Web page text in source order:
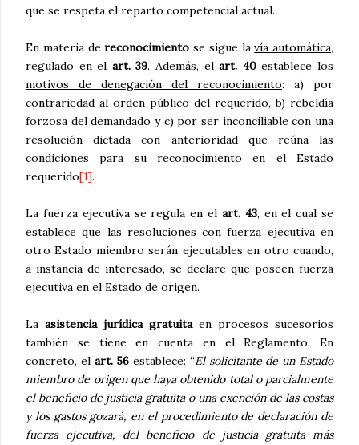
que se respeta el reparto competencial actual.
En materia dereconocimiento se sigue lavía automática,
regulado en el art. 39. Además, elart. 40establece los
motivos de denegación del reconocimiento: a) por
contrariedad al orden público del requerido, b) rebeldía
forzosa del demandado y c) por ser inconciliable con una
resolución dictada con anterioridad que reúna las
condiciones para su reconocimiento en el Estado
requerido[1].
La fuerza ejecutiva se regula en el art. 43, en el cual se
establece que las resoluciones confuerza ejecutivaen
otro Estado miembro serán ejecutables en otro cuando,
a instancia de interesado, se declare que poseen fuerza
ejecutiva en el Estado de origen.
La asistencia jurídica gratuitaen procesos sucesorios
también se tiene en cuenta en el Reglamento. En
concreto, el art. 56 establece: “El solicitante de un Estado
miembro de origen que haya obtenido total o parcialmente
el beneficio de justicia gratuita o una exención de las costas
y los gastos gozará, en el procedimiento de declaración de
fuerza ejecutiva, del beneficio de justicia gratuita más